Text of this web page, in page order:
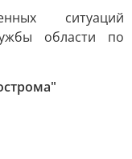
ситуаций
области по